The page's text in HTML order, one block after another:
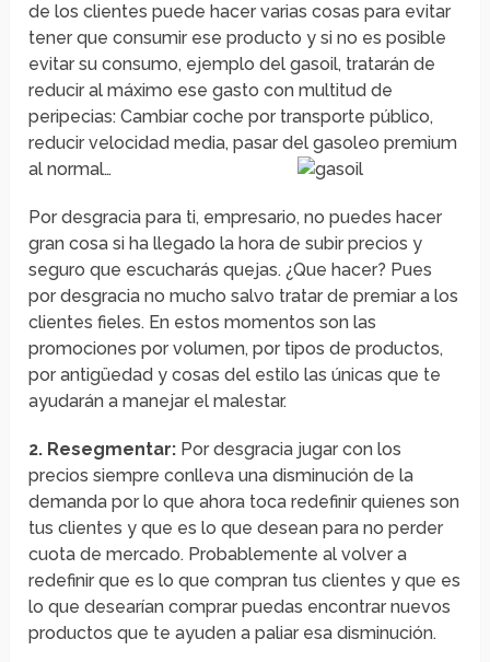
de los clientes puede hacer varias cosas para evitar
tener que consumir ese producto y si no es posible
evitar su consumo, ejemplo del gasoil, tratarán de
reducir al máximo ese gasto con multitud de
peripecias: Cambiar coche por transporte público,
reducir velocidad media, pasar del gasoleo premium
al normal…
Por desgracia para ti, empresario, no puedes hacer
gran cosa si ha llegado la hora de subir precios y
seguro que escucharás quejas. ¿Que hacer? Pues
por desgracia no mucho salvo tratar de premiar a los
clientes fieles. En estos momentos son las
promociones por volumen, por tipos de productos,
por antigüedad y cosas del estilo las únicas que te
ayudarán a manejar el malestar.
2. Resegmentar: Por desgracia jugar con los
precios siempre conlleva una disminución de la
demanda por lo que ahora toca redefinir quienes son
tus clientes y que es lo que desean para no perder
cuota de mercado. Probablemente al volver a
redefinir que es lo que compran tus clientes y que es
lo que desearían comprar puedas encontrar nuevos
productos que te ayuden a paliar esa disminución.